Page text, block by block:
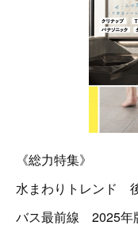
《総力特集》
水まわりトレンド
バス最前線 2025年